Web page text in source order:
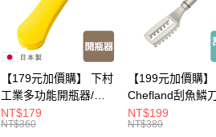
【179元加價購】 下村
工業多功能開瓶器/開
瓶器/餐廚用品/料理道
具/任二件8折
NT$179
NT$360
【199元加價購】
Chefland刮魚鱗
魚鱗器/廚房用品/
道具/任二件8折
NT$199
NT$380